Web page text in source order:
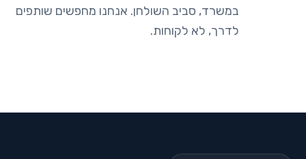
במשרד, סביב השולחן. אנחנו מחפשים שותפים
לדרך, לא לקוחות.